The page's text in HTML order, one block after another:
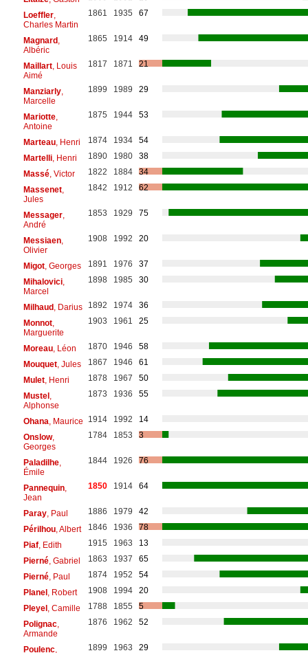
Loeffler,
Charles Martin
1861 1935 67
Magnard,
Albéric
1865 1914 49
Maillart, Louis
Aimé
1817 1871 21
Manziarly,
Marcelle
1899 1989 29
Mariotte,
Antoine
1875 1944 53
Marteau, Henri 1874 1934
54
Martelli, Henri 1890 1980
38
Massé, Victor 1822 1884
34
Massenet,
Jules
1842 1912 62
Messager,
André
1853 1929 75
Messiaen,
Olivier
1908 1992 20
Migot, Georges 1891 1976
37
Mihalovici,
Marcel
1898 1985 30
Milhaud, Darius 1892 1974
36
Monnot,
Marguerite
1903 1961 25
Moreau, Léon 1870 1946
58
Mouquet, Jules 1867 1946
61
Mulet, Henri 1878 1967
50
Mustel,
Alphonse
1873 1936 55
Ohana , Maurice 1914 1992
14
Onslow,
Georges
1784 1853 3
Paladilhe,
Émile
1844 1926 76
Pannequin,
Jean
1850 1914 64
Paray, Paul 1886 1979
42
Périlhou, Albert 1846 1936
78
Piaf, Edith 1915 1963
13
Pierné, Gabriel 1863 1937
65
Pierné, Paul 1874 1952
54
Planel, Robert 1908 1994
20
Pleyel, Camille 1788 1855
5
Polignac,
Armande
1876 1962 52
Poulenc, 1899 1963 29